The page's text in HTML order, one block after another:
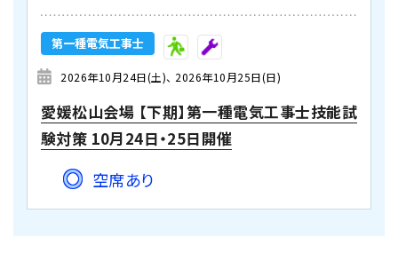
第一種電気工事士
2026年10月24日(土) 2026年10月25日(日)
愛媛松山会場 【下期】第一種電気工事士技能試
験対策 10月24日・25日開催
空席あり